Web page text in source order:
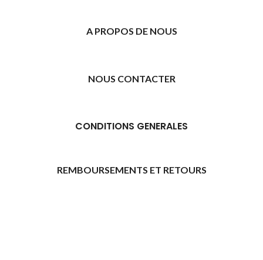
A PROPOS DE NOUS
NOUS CONTACTER
CONDITIONS GENERALES
REMBOURSEMENTS ET RETOURS